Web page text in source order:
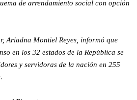
de arrendamiento social con opción
Ariadna Montiel Reyes, informó que
en los 32 estados de la República se
y servidoras de la nación en 255